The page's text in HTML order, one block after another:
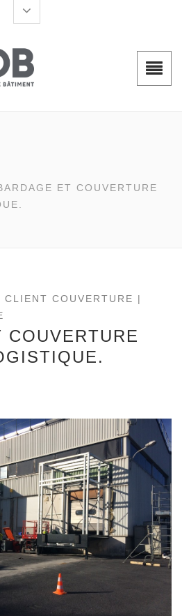
ET COUVERTURE
CLIENT COUVERTURE |
COUVERTURE